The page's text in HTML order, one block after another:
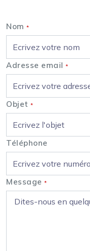
Nom *
Adresse email *
Objet *
Téléphone
Message *